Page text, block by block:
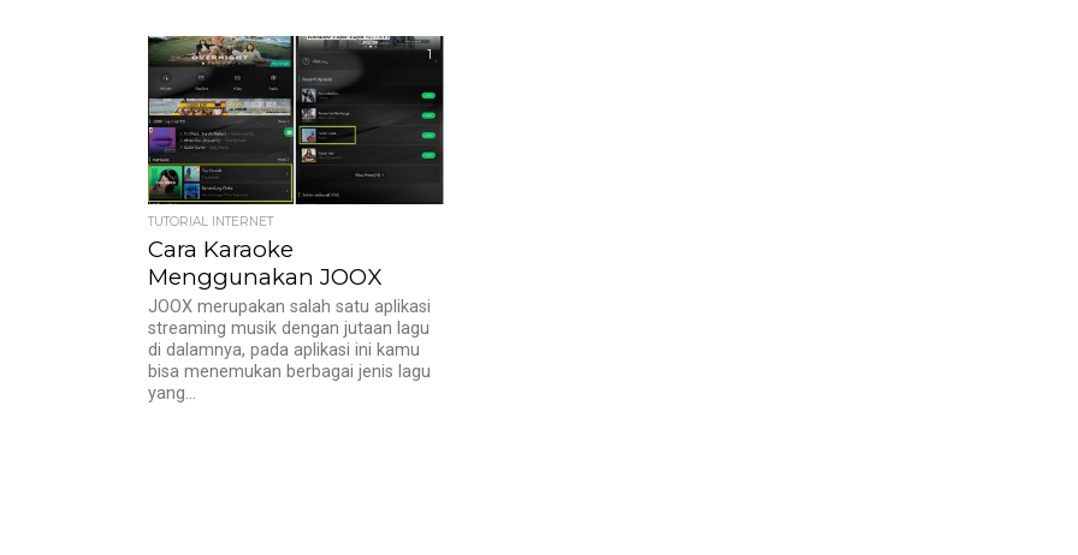
1
TUTORIAL INTERNET
Cara Karaoke
Menggunakan JOOX
JOOX merupakan salah satu aplikasi
streaming musik dengan jutaan lagu
di dalamnya, pada aplikasi ini kamu
bisa menemukan berbagai jenis lagu
yang...